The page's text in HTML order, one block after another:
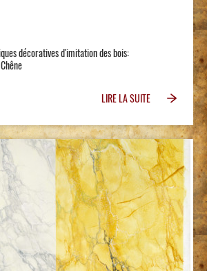
décoratives d'imitation des bois:
LIRE LA SUITE